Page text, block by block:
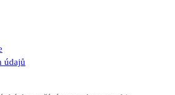
údajů